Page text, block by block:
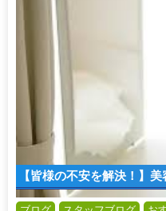
【皆様の不安を解決！】